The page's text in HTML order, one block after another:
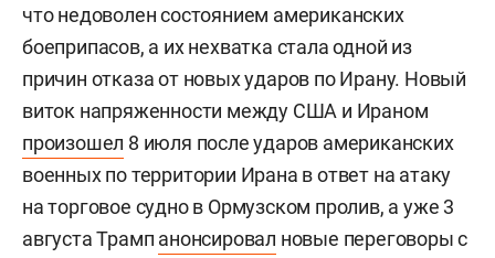
что недоволен состоянием американских
боеприпасов, а их нехватка стала одной из
причин отказа от новых ударов по Ирану. Новый
виток напряженности между США и Ираном
произошел 8 июля после ударов американских
военных по территории Ирана в ответ на атаку
на торговое судно в Ормузском пролив, а уже 3
августа Трамп анонсировал новые переговоры с